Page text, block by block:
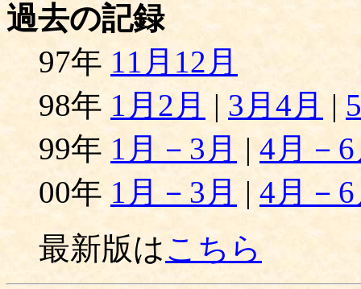
過去の記録
97年 11月12月
98年 1月2月 | 3月4月 |
99年 1月－3月 | 4月－
00年 1月－3月 | 4月－
最新版はこちら